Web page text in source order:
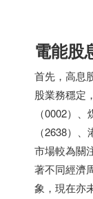
電能股
首先，高息
股業務穩定
（0002）
（2638）
市場較為關
著不同經濟
象，現在亦